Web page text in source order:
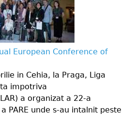
European Conference of
in Cehia, la Praga, Liga
impotriva
a organizat a 22-a
PARE unde s-au intalnit peste